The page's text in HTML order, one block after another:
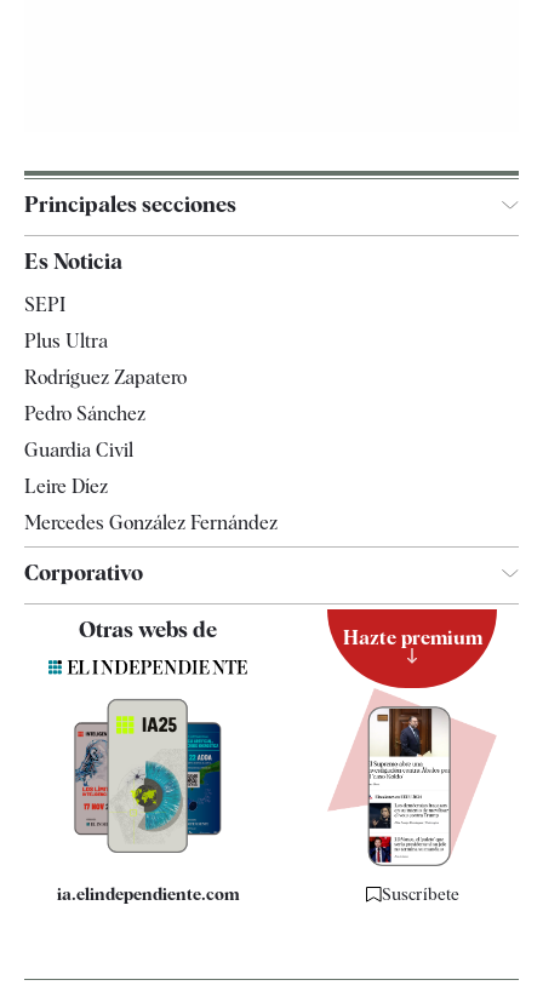
Principales secciones
España
Televisión
Es Noticia
SEPI
Plus Ultra
Rodríguez Zapatero
Pedro Sánchez
Guardia Civil
Leire Díez
Mercedes González Fernández
Corporativo
Contacto
Quiénes somos
Especificaciones
Otras webs de
ia.elindependiente.com
Hazte premium
Suscríbete